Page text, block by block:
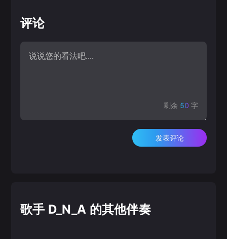
评论
剩余 50 字
发表评论
歌手 D_N_A 的其他伴奏